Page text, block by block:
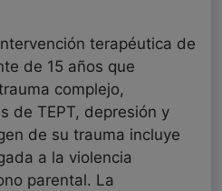
terapéutica de
de 15 años que
complejo,
de TEPT, depresión y
de su trauma incluye
a la violencia
parental. La